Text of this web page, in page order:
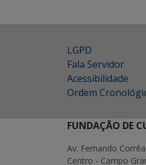
LGPD
Fala Servidor
Acessibilidade
Ordem
FUNDAÇÃO DE
Av. Fernando
Centro - Campo